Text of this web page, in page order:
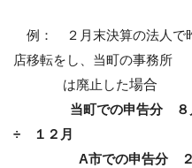
例： ２月末決算の法人で
店移転をし、当町の事務所
は廃止した場合
当町での申告分
÷ １２月
A市での申告分